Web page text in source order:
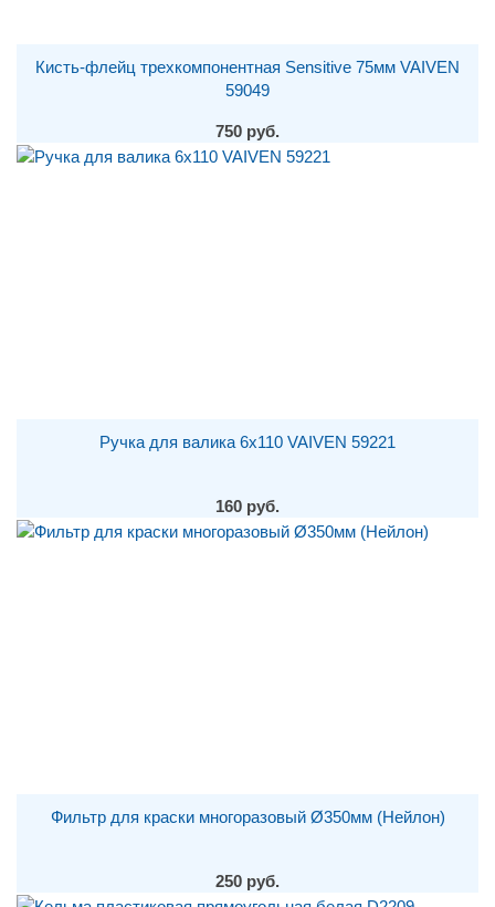
Кисть-флейц трехкомпонентная Sensitive 75мм VAIVEN
59049
750 руб.
Ручка для валика 6х110 VAIVEN 59221
160 руб.
Фильтр для краски многоразовый Ø350мм (Нейлон)
250 руб.